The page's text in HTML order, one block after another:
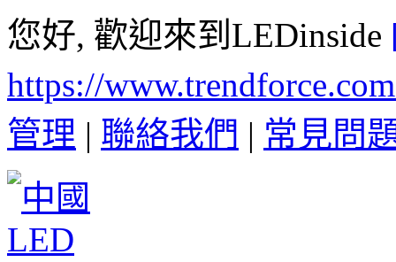
您好, 歡迎來到LEDinside
https://
管理 | 聯絡我們 | 常見問